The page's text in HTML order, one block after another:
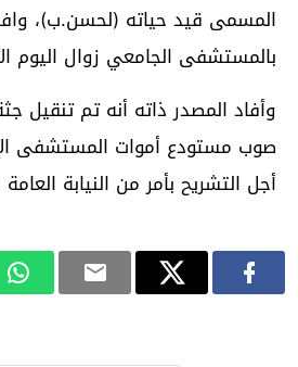
المسمى قيد حياته (لحسن.ب)،
بالمستشفى الجامعي زوال اليوم
وأفاد المصدر ذاته أنه تم تنقيل
صوب مستودع أموات المستشفى
أجل التشريح بأمر من النيابة